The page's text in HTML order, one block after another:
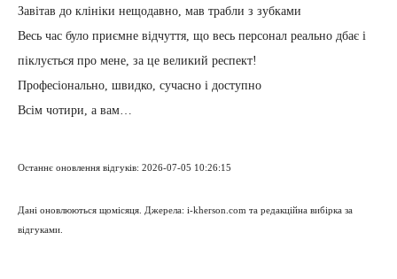
Завітав до клініки нещодавно, мав трабли з зубками
Весь час було приємне відчуття, що весь персонал реально дбає і
піклується про мене, за це великий респект!
Професіонально, швидко, сучасно і доступно
Всім чотири, а вам…
Останнє оновлення відгуків: 2026-07-05 10:26:15
Дані оновлюються щомісяця. Джерела: i-kherson.com та редакційна вибірка за
відгуками.